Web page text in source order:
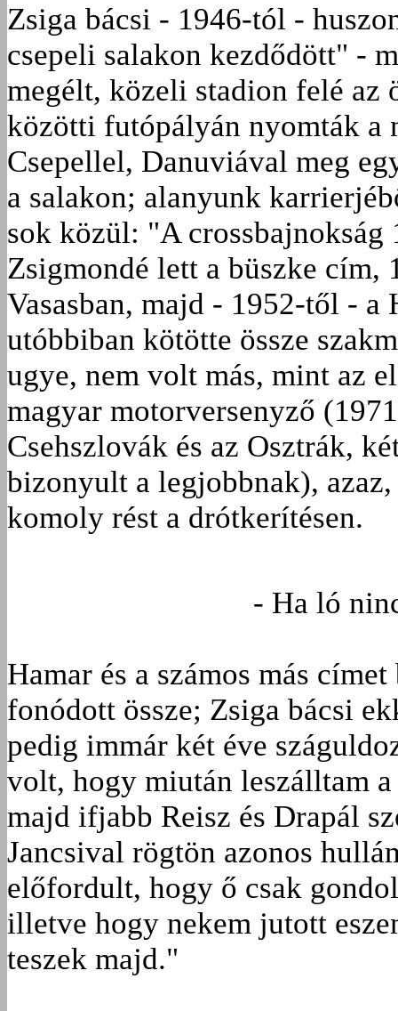
Zsiga bácsi - 1946-tól -
csepeli salakon kezdődött" -
megélt, közeli stadion felé az
közötti futópályán nyomták a
Csepellel, Danuviával meg
a salakon; alanyunk
sok közül: "A crossbajnokság
Zsigmondé lett a büszke cím,
Vasasban, majd - 1952-től -
utóbbiban kötötte össze
ugye, nem volt más, mint az
magyar motorversenyző
Csehszlovák és az Osztrák,
bizonyult a legjobbnak),
komoly rést a drótkerítésen.
- Ha ló
Hamar és a számos más
fonódott össze; Zsiga bácsi
pedig immár két éve
volt, hogy miután leszálltam
majd ifjabb Reisz és Drapál
Jancsival rögtön azonos
előfordult, hogy ő csak
illetve hogy nekem jutott
teszek majd."